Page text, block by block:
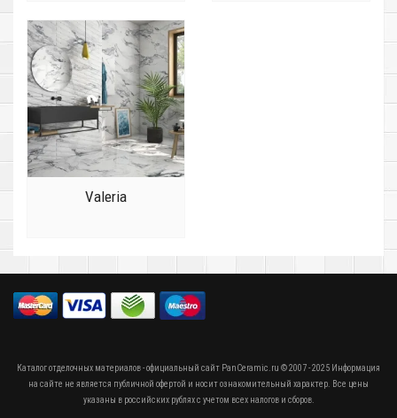
Valeria
Каталог отделочных материалов - официальный сайт PanCeramic.ru © 2007 - 2025 Информация
на сайте не является публичной офертой и носит ознакомительный характер. Все цены
указаны в российских рублях с учетом всех налогов и сборов.